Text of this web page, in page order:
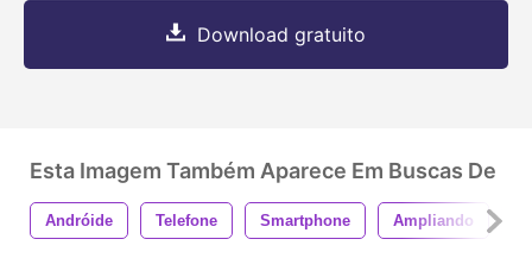
Download gratuito
Esta Imagem Também Aparece Em Buscas De
Andróide Telefone Smartphone Ampliando